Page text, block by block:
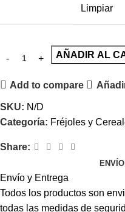
Limpiar
AÑADIR AL
Add to compare
SKU: N/D
Categoría: Fréjoles y
Share:
Envío y Entrega
Todos los productos son
todas las medidas de